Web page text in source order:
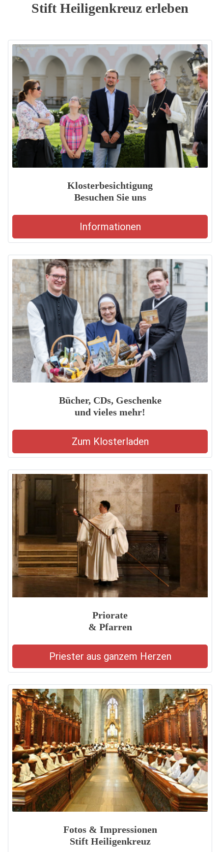
Stift Heiligenkreuz erleben
Klosterbesichtigung
Besuchen Sie uns
Informationen
Bücher, CDs, Geschenke
und vieles mehr!
Zum Klosterladen
Priorate
& Pfarren
Priester aus ganzem Herzen
Fotos & Impressionen
Stift Heiligenkreuz